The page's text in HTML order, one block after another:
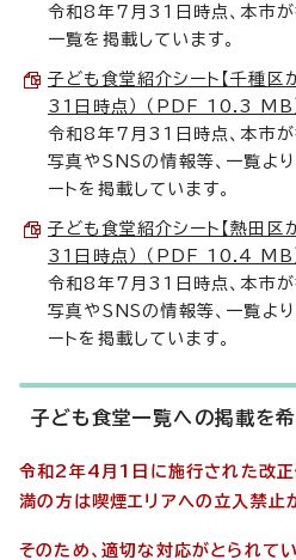
令和8年7月31日時点、本市が
一覧を掲載しています。
子ども食堂紹介シート【千種区
31日時点） （PDF 10.3 MB
令和8年7月31日時点、本市が
写真やSNSの情報等、一覧よ
ートを掲載しています。
子ども食堂紹介シート【熱田区
31日時点） （PDF 10.4 MB
令和8年7月31日時点、本市が
写真やSNSの情報等、一覧よ
ートを掲載しています。
子ども食堂一覧への掲載を
令和2年4月1日に施行された改
満の方は喫煙エリアへの立入禁止
そのため、適切な対応がとられて